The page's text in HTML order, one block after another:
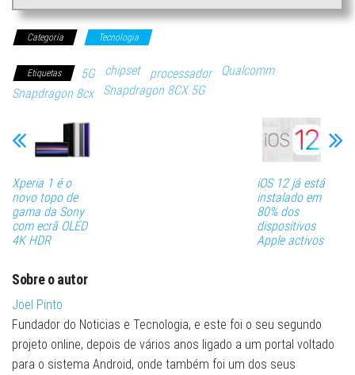
Categoria Tecnologia
Etiquetas 5G chipset processador
Qualcomm
Snapdragon 8cx
Snapdragon 8CX 5G
Xperia 1 é o
novo topo de
gama da Sony
com ecrã OLED
4K HDR
iOS 12 já está
instalado em
80% dos
dispositivos
Apple activos
Sobre o autor
Joel Pinto
Fundador do Noticias e Tecnologia, e este foi o seu segundo
projeto online, depois de vários anos ligado a um portal voltado
para o sistema Android, onde também foi um dos seus